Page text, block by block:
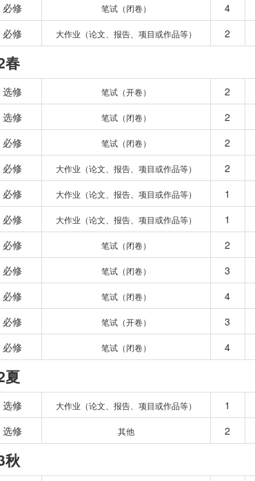
必修 笔试（闭卷） 4
必修 大作业（论文、报告、项目或作品等） 2
春
选修 笔试（开卷） 2
选修 笔试（闭卷） 2
必修 笔试（闭卷） 2
必修 大作业（论文、报告、项目或作品等） 2
必修 大作业（论文、报告、项目或作品等） 1
必修 大作业（论文、报告、项目或作品等） 1
必修 笔试（闭卷） 2
必修 笔试（闭卷） 3
必修 笔试（闭卷） 4
必修 笔试（开卷） 3
必修 笔试（闭卷） 4
夏
选修 大作业（论文、报告、项目或作品等） 1
选修 其他 2
秋